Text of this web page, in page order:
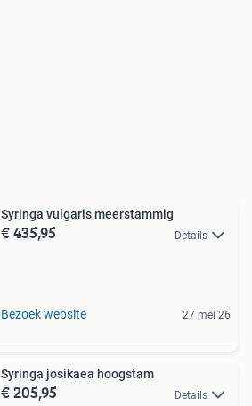
Syringa vulgaris meerstammig
€ 435,95 Details
Bezoek website 27 mei 26
Syringa josikaea hoogstam
€ 205,95 Details